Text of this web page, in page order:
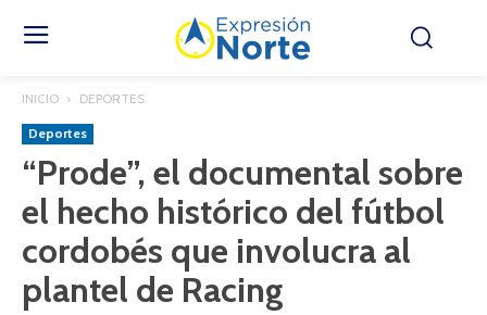
INICIO DEPORTES
Deportes
“Prode”, el documental sobre
el hecho histórico del fútbol
cordobés que involucra al
plantel de Racing